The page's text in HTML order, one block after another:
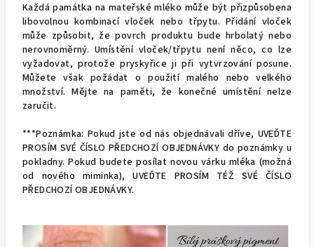
Každá památka na mateřské mléko může být přizpůsobena
libovolnou kombinací vloček nebo třpytu. Přidání vloček
může způsobit, že povrch produktu bude hrbolatý nebo
nerovnoměrný. Umístění vloček/třpytu není něco, co lze
vyžadovat, protože pryskyřice ji při vytvrzování posune.
Můžete však požádat o použití malého nebo velkého
množství. Mějte na paměti, že konečné umístění nelze
zaručit.
***Poznámka: Pokud jste od nás objednávali dříve, UVEĎTE
PROSÍM SVÉ ČÍSLO PŘEDCHOZÍ OBJEDNÁVKY do poznámky u
pokladny. Pokud budete posílat novou várku mléka (možná
od nového miminka), UVEĎTE PROSÍM TÉŽ SVÉ ČÍSLO
PŘEDCHOZÍ OBJEDNÁVKY.